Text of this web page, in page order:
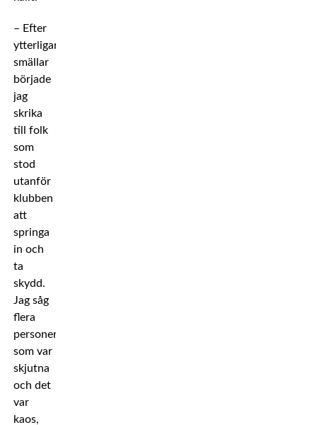
– Efter
ytterligare
smällar
började
jag
skrika
till folk
som
stod
utanför
klubben
att
springa
in och
ta
skydd.
Jag såg
flera
personer
som var
skjutna
och det
var
kaos,